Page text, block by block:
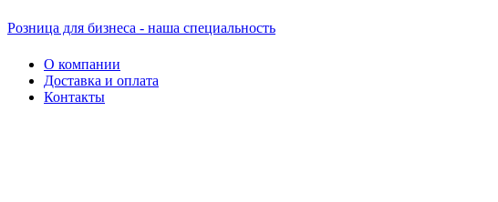
Розница для бизнеса - наша специальность
О компании
Доставка и оплата
Контакты